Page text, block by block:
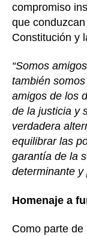
compromiso
que
Constitución y
“Somos
también
amigos de los
de la justicia y
verdadera
equilibrar las
garantía de la
determinante y
Homenaje a
Como parte de